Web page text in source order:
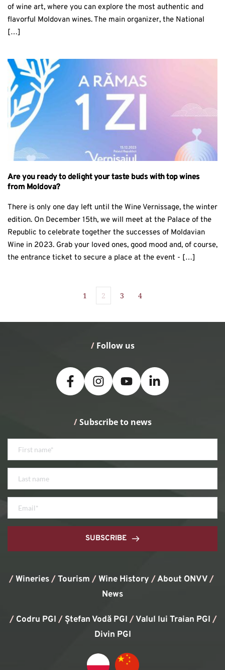
of wine art, where you can explore the most authentic and
flavorful Moldovan wines. The main organizer, the National
[…]
Are you ready to delight your taste buds with top wines
from Moldova?
There is only one day left until the Wine Vernissage, the winter
edition. On December 15th, we will meet at the Palace of the
Republic to celebrate together the successes of Moldavian
Wine in 2023. Grab your loved ones, good mood and, of course,
the entrance ticket to secure a place at the event - […]
1 2 3 4
/ Follow us
/ Subscribe to news
SUBSCRIBE
/Wineries/Tourism /Wine History / About ONVV/
News
/ Codru PGI / Ștefan Vodă PGI /Valul lui Traian PGI
Divin PGI